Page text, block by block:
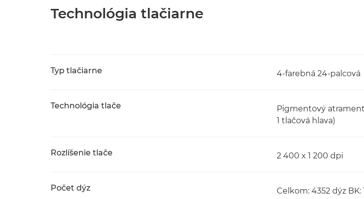
Technológia tlačiarne
Typ tlačiarne 4-farebná 24-palcová
Technológia tlače
Pigmentový
1 tlačová hlava)
Rozlíšenie tlače 2 400 x 1 200 dpi
Počet dýz Celkom: 4352 dýz BK: